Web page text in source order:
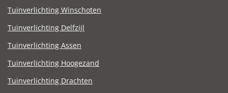
Tuinverlichting Winschoten
Tuinverlichting Delfzijl
Tuinverlichting Assen
Tuinverlichting Hoogezand
Tuinverlichting Drachten